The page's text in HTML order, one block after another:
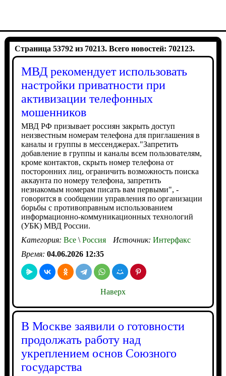
Страница 53792 из 70213. Всего новостей: 702123.
МВД рекомендует использовать
настройки приватности при
активизации телефонных
мошенников
МВД РФ призывает россиян закрыть доступ
неизвестным номерам телефона для приглашения в
каналы и группы в мессенджерах."Запретить
добавление в группы и каналы всем пользователям,
кроме контактов, скрыть номер телефона от
посторонних лиц, ограничить возможность поиска
аккаунта по номеру телефона, запретить
незнакомым номерам писать вам первыми", -
говорится в сообщении управления по организации
борьбы с противоправным использованием
информационно-коммуникационных технологий
(УБК) МВД России.
Категория: Все\Россия Источник: Интерфакс
Время: 04.06.2026 12:35
Наверх
В Москве заявили о готовности
продолжать работу над
укреплением основ Союзного
государства